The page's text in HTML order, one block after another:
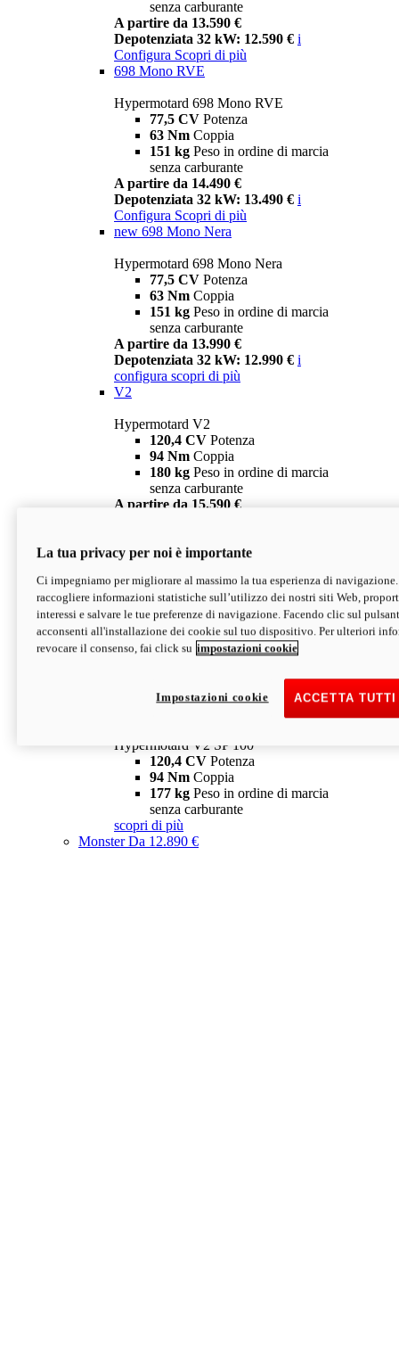
senza carburante
A partire da 13.590 €
Depotenziata 32 kW: 12.590 € i
Configura Scopri di più
698 Mono RVE
Hypermotard 698 Mono RVE
77,5 CV Potenza
63 Nm Coppia
151 kg Peso in ordine di marcia
senza carburante
A partire da 14.490 €
Depotenziata 32 kW: 13.490 € i
Configura Scopri di più
new 698 Mono Nera
Hypermotard 698 Mono Nera
77,5 CV Potenza
63 Nm Coppia
151 kg Peso in ordine di marcia
senza carburante
A partire da 13.990 €
Depotenziata 32 kW: 12.990 € i
configura scopri di più
V2
Hypermotard V2
120,4 CV Potenza
94 Nm Coppia
180 kg Peso in ordine di marcia
senza carburante
A partire da 15.590 €
V2 SP
Hypermotard V2 SP
120,4 CVPotenza
94 NmCoppia
177 kgPeso in ordine di marcia
senza carburante
Depotenziata 35 kW: 18.890 € i
configura scopri di più
Hypermotard V2 SP 100
120,4 CV Potenza
94 Nm Coppia
177 kg Peso in ordine di marcia
senza carburante
scopri di più
MonsterDa 12.890 €
La tua privacy per noi è importante
Ci impegniamo per migliorare al massimo la tua esperienza di
raccogliere informazioni statistiche sull’utilizzo dei nostri siti Web,
interessi e salvare le tue preferenze di navigazione. Facendo clic sul
acconsenti all'installazione dei cookie sul tuo dispositivo. Per ulteriori
revocare il consenso, fai click su impostazioni cookie
ACCETTA
Impostazioni cookie